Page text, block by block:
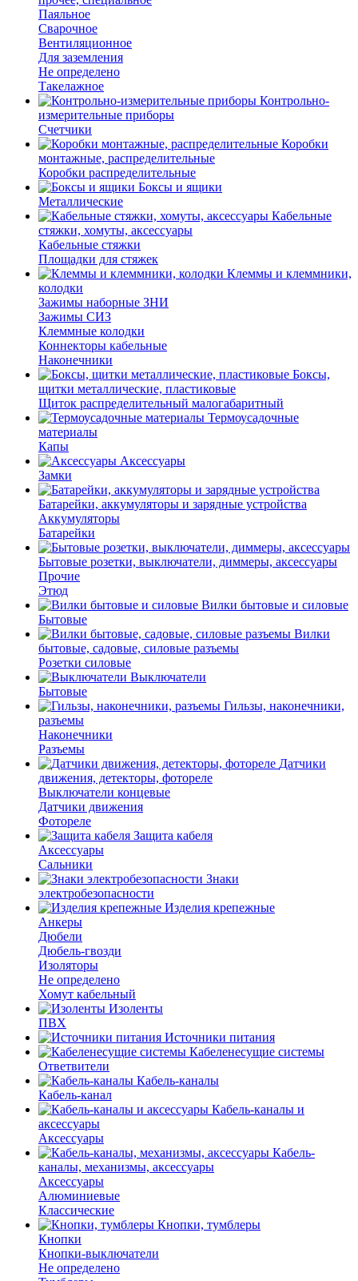
Паяльное
Сварочное
Вентиляционное
Для заземления
Не определено
Такелажное
Контрольно-
измерительные приборы
Счетчики
Коробки
монтажные, распределительные
Коробки распределительные
Боксы и ящики
Металлические
Кабельные
стяжки, хомуты, аксессуары
Кабельные стяжки
Площадки для стяжек
Клеммы и клеммники,
колодки
Зажимы наборные ЗНИ
Зажимы СИЗ
Клеммные колодки
Коннекторы кабельные
Наконечники
Боксы,
щитки металлические, пластиковые
Щиток распределительный малогабаритный
Термоусадочные
материалы
Капы
Аксессуары
Замки
Батарейки, аккумуляторы и зарядные устройства
Аккумуляторы
Батарейки
Бытовые розетки, выключатели, диммеры, аксессуары
Прочие
Этюд
Вилки бытовые и силовые
Бытовые
Вилки
бытовые, садовые, силовые разъемы
Розетки силовые
Выключатели
Бытовые
Гильзы, наконечники,
разъемы
Наконечники
Разъемы
Датчики
движения, детекторы, фотореле
Выключатели концевые
Датчики движения
Фотореле
Защита кабеля
Аксессуары
Сальники
Знаки
электробезопасности
Изделия крепежные
Анкеры
Дюбели
Дюбель-гвозди
Изоляторы
Не определено
Хомут кабельный
Изоленты
ПВХ
Источники питания
Кабеленесущие системы
Ответвители
Кабель-каналы
Кабель-канал
Кабель-каналы и
аксессуары
Аксессуары
Кабель-
каналы, механизмы, аксессуары
Аксессуары
Алюминиевые
Классические
Кнопки, тумблеры
Кнопки
Кнопки-выключатели
Не определено